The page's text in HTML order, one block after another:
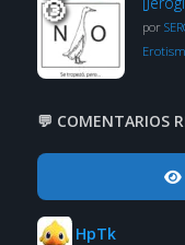
por
💬 COMENTARIOS
HpTk